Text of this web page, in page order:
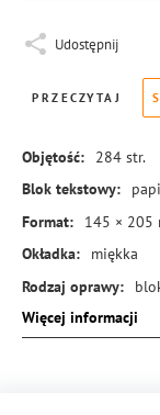
Udostępnij
PRZECZYTAJ
Objętość: 284 str.
Blok tekstowy:
Format:
145 × 205
Okładka:
miękka
Rodzaj oprawy:
ISBN:
978-83-
Więcej informacji